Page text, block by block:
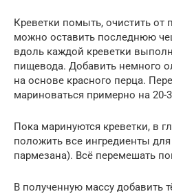
Креветки помыть, очистить от
можно оставить последнюю
вдоль каждой креветки
пищевода. Добавить немного
на основе красного перца.
мариноваться примерно на 20-
Пока маринуются креветки, в
положить все ингредиенты
пармезана). Всё перемешать
В полученную массу добавить